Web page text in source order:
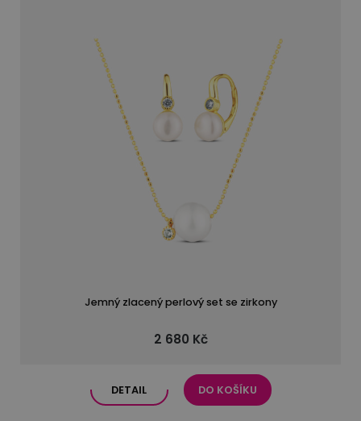
Jemný zlacený perlový set se zirkony
2 680 Kč
DETAIL DO KOŠÍKU